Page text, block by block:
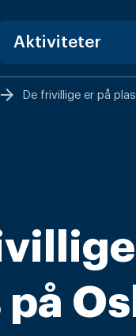
arrow_forward De frivillige er på
på